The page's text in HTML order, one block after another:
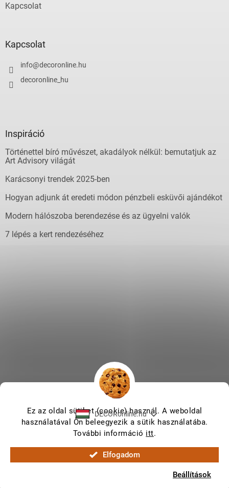
Ez az oldal sütiket (cookie) használ. A weboldal
használatával Ön beleegyezik a sütik használatába.
További információ itt.
Elfogadom
Beállítások
Kapcsolat
Kapcsolat
info@decoronline.hu
decoronline_hu
Inspiráció
Történettel bíró művészet, akadályok nélkül: bemutatjuk az
Art Advisory világát
Karácsonyi trendek 2025-ben
Hogyan adjunk át eredeti módon pénzbeli esküvői ajándékot
Modern hálószoba berendezése és az ügyelni valók
7 lépés a kert rendezéséhez
DECORonline.hu
Shoptet készítette